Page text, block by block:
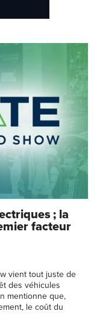
; la
facteur
vient tout juste de
des véhicules
mentionne que,
le coût du